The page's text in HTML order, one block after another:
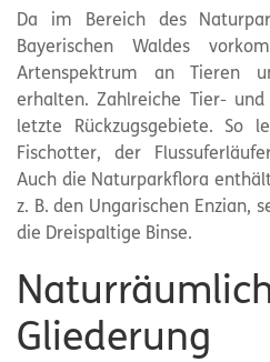
Da im Bereich des
Bayerischen Waldes
Artenspektrum an Tieren
erhalten. Zahlreiche Tier-
letzte Rückzugsgebiete. So
Fischotter, der
Auch die Naturparkflora
z. B. den Ungarischen Enzian,
die Dreispaltige Binse.
Gliederung